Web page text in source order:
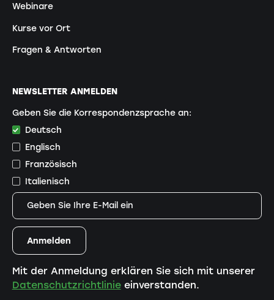
Webinare
Kurse vor Ort
Fragen & Antworten
NEWSLETTER ANMELDEN
Geben Sie die Korrespondenzsprache an:
Deutsch
Englisch
Französisch
Italienisch
Mit der Anmeldung erklären Sie sich mit unserer
Datenschutzrichtlinieeinverstanden.